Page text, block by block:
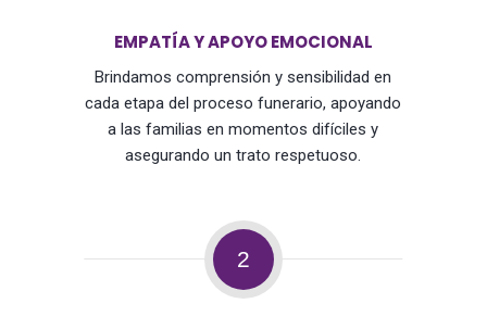
EMPATÍA Y APOYO EMOCIONAL
Brindamos comprensión y sensibilidad en
cada etapa del proceso funerario, apoyando
a las familias en momentos difíciles y
asegurando un trato respetuoso.
2